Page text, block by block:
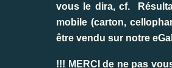
vous le dira, cf.
mobile (carton,
être vendu sur notre
!!! MERCI de ne pas